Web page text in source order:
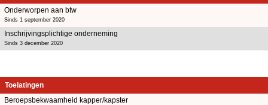
Onderworpen aan btw
Sinds 1 september 2020
Inschrijvingsplichtige onderneming
Sinds 3 december 2020
Toelatingen
Beroepsbekwaamheid kapper/kapster